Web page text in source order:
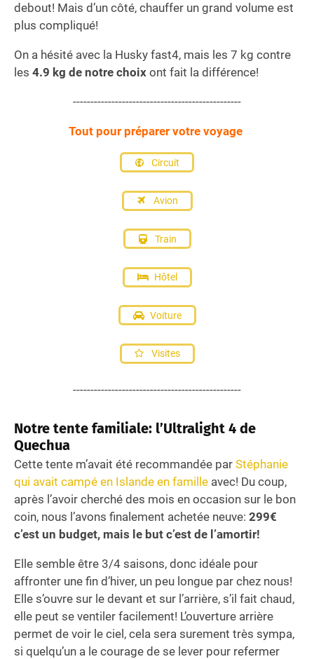
debout! Mais d’un côté, chauffer un grand volume est
plus compliqué!
On a hésité avec la Husky fast4, mais les 7 kg contre
les 4.9 kg de notre choix ont fait la différence!
------------------------------------------------
Tout pour préparer votre voyage
Circuit
Avion
Train
Hôtel
Voiture
Visites
------------------------------------------------
Notre tente familiale: l’Ultralight 4 de
Quechua
Cette tente m’avait été recommandée par Stéphanie
qui avait campé en Islande en famille avec! Du coup,
après l’avoir cherché des mois en occasion sur le bon
coin, nous l’avons finalement achetée neuve: 299€
c’est un budget, mais le but c’est de l’amortir!
Elle semble être 3/4 saisons, donc idéale pour
affronter une fin d’hiver, un peu longue par chez nous!
Elle s’ouvre sur le devant et sur l’arrière, s’il fait chaud,
elle peut se ventiler facilement! L’ouverture arrière
permet de voir le ciel, cela sera surement très sympa,
si quelqu’un a le courage de se lever pour refermer